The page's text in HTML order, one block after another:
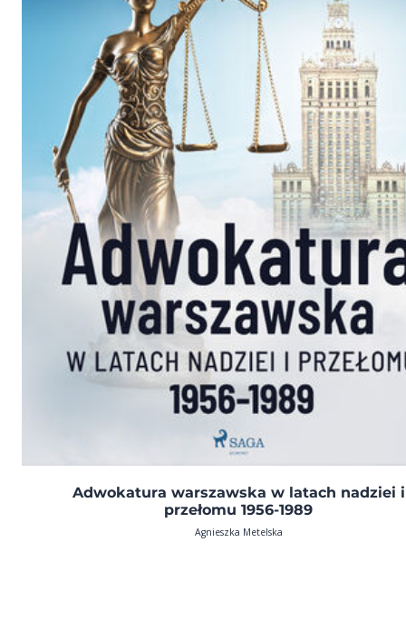
Adwokatura warszawska w latach nadziei i
przełomu 1956-1989
Agnieszka Metelska